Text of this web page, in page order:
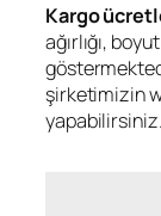
Kargo
ağırlığı,
şirketimizin
yapabilirsiniz.